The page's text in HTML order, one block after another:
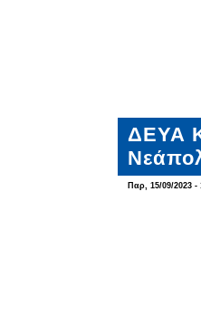
ΔΕΥΑ
Παρ, 15/09/2023 -